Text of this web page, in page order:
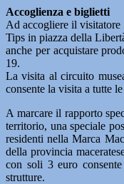
Accoglienza e biglietti
Ad accogliere il
Tips in piazza della
anche per acquistare
19.
La visita al circuito
consente la visita a tutte
A marcare il rapporto
territorio, una speciale
residenti nella Marca
della provincia
con soli 3 euro
strutture.